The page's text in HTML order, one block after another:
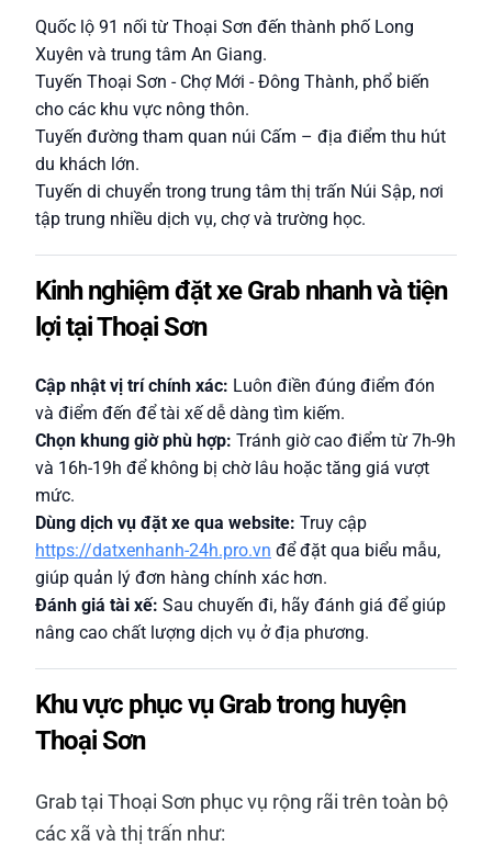
Quốc lộ 91 nối từ Thoại Sơn đến thành phố Long
Xuyên và trung tâm An Giang.
Tuyến Thoại Sơn - Chợ Mới - Đông Thành, phổ biến
cho các khu vực nông thôn.
Tuyến đường tham quan núi Cấm – địa điểm thu hút
du khách lớn.
Tuyến di chuyển trong trung tâm thị trấn Núi Sập, nơi
tập trung nhiều dịch vụ, chợ và trường học.
Kinh nghiệm đặt xe Grab nhanh và tiện
lợi tại Thoại Sơn
Cập nhật vị trí chính xác: Luôn điền đúng điểm đón
và điểm đến để tài xế dễ dàng tìm kiếm.
Chọn khung giờ phù hợp: Tránh giờ cao điểm từ 7h-9h
và 16h-19h để không bị chờ lâu hoặc tăng giá vượt
mức.
Dùng dịch vụ đặt xe qua website: Truy cập
https://datxenhanh-24h.pro.vn để đặt qua biểu mẫu,
giúp quản lý đơn hàng chính xác hơn.
Đánh giá tài xế: Sau chuyến đi, hãy đánh giá để giúp
nâng cao chất lượng dịch vụ ở địa phương.
Khu vực phục vụ Grab trong huyện
Thoại Sơn
Grab tại Thoại Sơn phục vụ rộng rãi trên toàn bộ
các xã và thị trấn như: